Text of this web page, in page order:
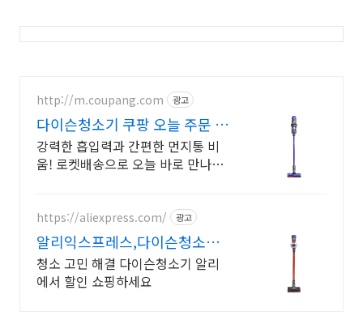
http://m.coupang.com 광고
다이슨청소기 쿠팡 오늘 주문 새
벽도착
강력한 흡입력과 간편한 먼지통 비
움! 로켓배송으로 오늘 바로 만나세
매하세요!
https://aliexpress.com/ 광고
알리익스프레스,다이슨청소기
내 맘에 쏙드는 오늘의 특가
청소 고민 해결 다이슨청소기 알리
에서 할인 쇼핑하세요